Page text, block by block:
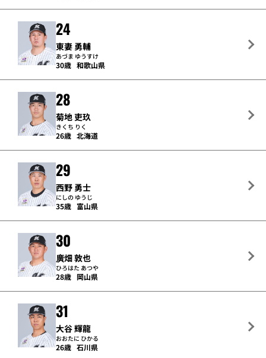
24
東妻 勇輔
あづま ゆうすけ
30歳 和歌山県
28
菊地 吏玖
きくち りく
26歳 北海道
29
西野 勇士
にしの ゆうじ
35歳 富山県
30
廣畑 敦也
ひろはた あつや
28歳 岡山県
31
大谷 輝龍
おおたに ひかる
26歳 石川県